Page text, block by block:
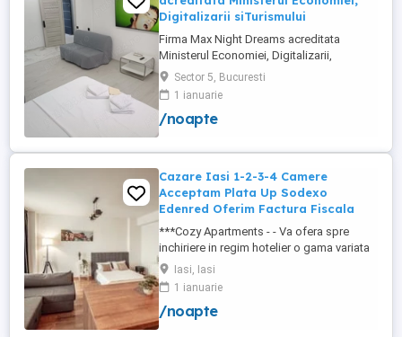
Digitalizarii siTurismului
Firma Max Night Dreams acreditata
Ministerul Economiei, Digitalizarii,
Antreprenoriatului si Turismului închiriază
in regim hotelier in zona Drumul Taberei -
Ghencea diferite tipuri de camere Camera
single cu o suprafață totală de 16mp
cu o suprafață totală de ...
Sector 5, Bucuresti
1 ianuarie
/noapte
Cazare Iasi 1-2-3-4 Camere
Acceptam Plata Up Sodexo
Edenred Oferim Factura Fiscala
***Cozy Apartments - - Va ofera spre
inchiriere in regim hotelier o gama variata
de apartamente si garsoniere situate in
puncte cheie ale orasului doar in
complexe rezidentiale noi: *Zona Palas
Mall - Centru - Complex Lazar Residence;
Iasi, Iasi
1 ianuarie
/noapte